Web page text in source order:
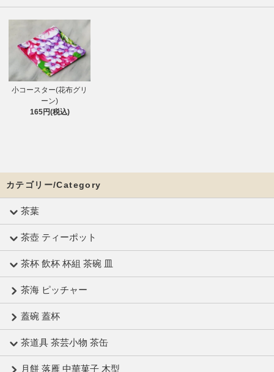
小コースター(花布グリ
ーン)
165円(税込)
カテゴリー/Category
茶葉
茶壺 ティーポット
茶杯 飲杯 杯組 茶碗 皿
茶海 ピッチャー
蓋碗 蓋杯
茶道具 茶芸小物 茶缶
月餅 落雁 中華菓子 木型